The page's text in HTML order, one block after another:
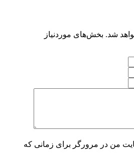
شد. بخش‌های موردنیاز
من در مرورگر برای زمانی که